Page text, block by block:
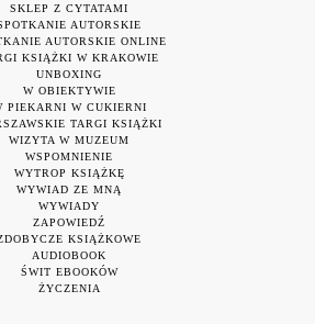
SKLEP Z CYTATAMI
AUTORSKIE
AUTORSKIE ONLINE
KSIĄŻKI W KRAKOWIE
UNBOXING
W OBIEKTYWIE
PIEKARNI W CUKIERNI
TARGI KSIĄŻKI
WIZYTA W MUZEUM
WSPOMNIENIE
WYTROP KSIĄŻKĘ
WYWIAD ZE MNĄ
WYWIADY
ZAPOWIEDŹ
KSIĄŻKOWE
AUDIOBOOK
ŚWIT EBOOKÓW
ŻYCZENIA